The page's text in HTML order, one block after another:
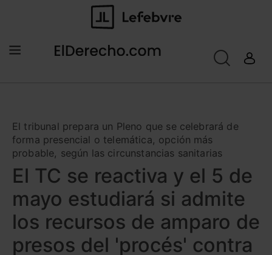
El tribunal prepara un Pleno que se celebrará de
forma presencial o telemática, opción más
probable, según las circunstancias sanitarias
El TC se reactiva y el 5 de
mayo estudiará si admite
los recursos de amparo de
presos del 'procés' contra